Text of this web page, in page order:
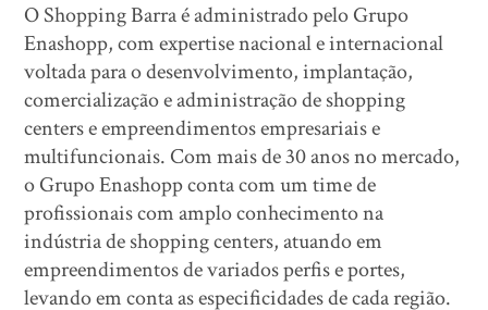
O Shopping Barra é administrado pelo Grupo
Enashopp, com expertise nacional e internacional
voltada para o desenvolvimento, implantação,
comercialização e administração de shopping
centers e empreendimentos empresariais e
multifuncionais. Com mais de 30 anos no mercado,
o Grupo Enashopp conta com um time de
profissionais com amplo conhecimento na
indústria de shopping centers, atuando em
empreendimentos de variados perfis e portes,
levando em conta as especificidades de cada região.